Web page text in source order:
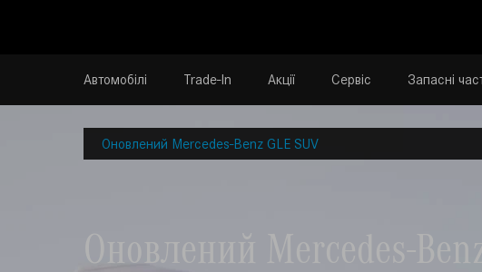
Автомобілі Trade-In Акції Сервіс Запасні
Оновлений Mercedes-Benz GLE SUV
Оновлений Mercedes-